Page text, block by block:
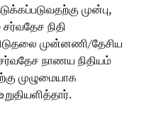
முன்பு,
நிதி
முன்னணி/தேசிய
நாணய நிதியம்
முழுமையாக